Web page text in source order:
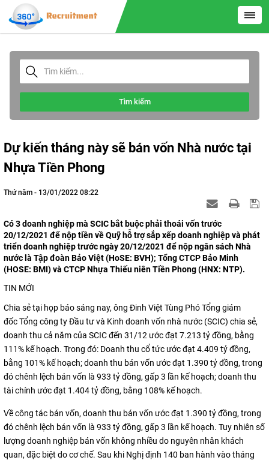
Tìm kiếm
Dự kiến tháng này sẽ bán vốn Nhà nước tại
Nhựa Tiền Phong
Thứ năm - 13/01/2022 08:22
Có 3 doanh nghiệp mà SCIC bắt buộc phải thoái vốn trước
20/12/2021 để nộp tiền về Quỹ hỗ trợ sắp xếp doanh nghiệp và phát
triển doanh nghiệp trước ngày 20/12/2021 để nộp ngân sách Nhà
nước là Tập đoàn Bảo Việt (HoSE: BVH); Tổng CTCP Bảo Minh
(HOSE: BMI) và CTCP Nhựa Thiếu niên Tiền Phong (HNX: NTP).
TIN MỚI
Chia sẻ tại họp báo sáng nay, ông Đinh Việt Tùng Phó Tổng giám
đốc Tổng công ty Đầu tư và Kinh doanh vốn nhà nước (SCIC) chia sẻ,
doanh thu cả năm của SCIC đến 31/12 ước đạt 7.213 tỷ đồng, bằng
111% kế hoạch. Trong đó: Doanh thu cổ tức ước đạt 4.409 tỷ đồng,
bằng 101% kế hoạch; doanh thu bán vốn ước đạt 1.390 tỷ đồng, trong
đó chênh lệch bán vốn là 933 tỷ đồng, gấp 3 lần kế hoạch; doanh thu
tài chính ước đạt 1.404 tỷ đồng, bằng 108% kế hoạch.
Về công tác bán vốn, doanh thu bán vốn ước đạt 1.390 tỷ đồng, trong
đó chênh lệch bán vốn là 933 tỷ đồng, gấp 3 lần kế hoạch. Tuy nhiên số
lượng doanh nghiệp bán vốn không nhiều do nguyên nhân khách
quan, đặc biệt do cơ chế. Sau khi Nghị định 140 ban hành vào tháng